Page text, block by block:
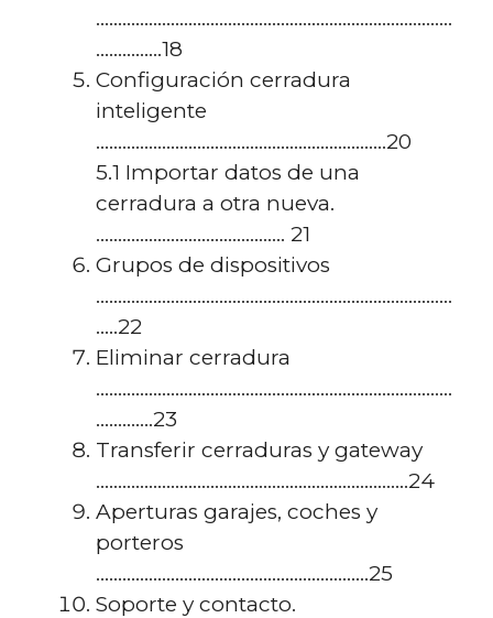
………………………………………………………………………
……………18
Configuración cerradura
inteligente
…………………………………………………………20
5.1 Importar datos de una
cerradura a otra nueva.
……………………………………. 21
Grupos de dispositivos
………………………………………………………………………
…..22
Eliminar cerradura
………………………………………………………………………
………….23
Transferir cerraduras y gateway
……………………………………………………………..24
Aperturas garajes, coches y
porteros
……………………………………………………..25
Soporte y contacto.